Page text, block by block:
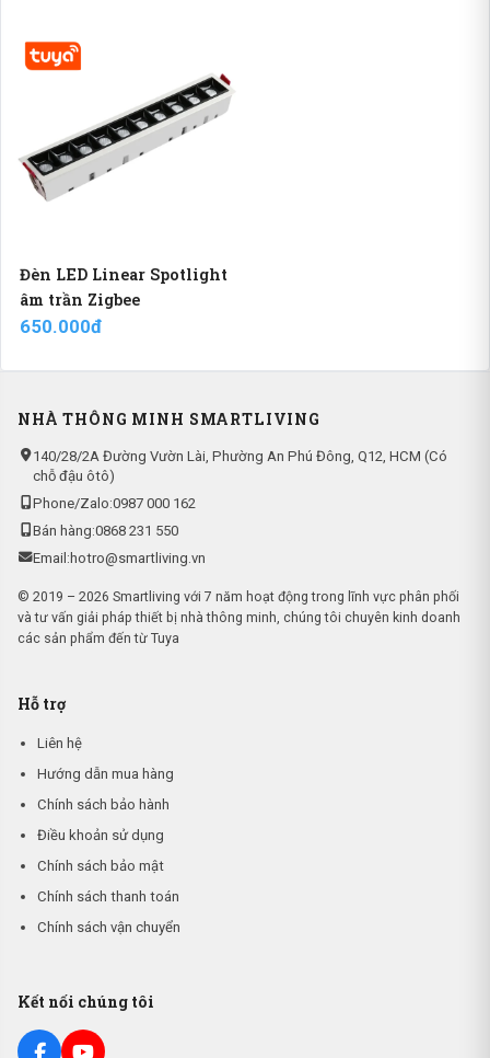
Đèn LED Linear Spotlight
âm trần Zigbee
650.000đ
NHÀ THÔNG MINH SMARTLIVING
140/28/2A Đường Vườn Lài, Phường An Phú Đông, Q12, HCM (Có
chỗ đậu ôtô)
Phone/Zalo:0987 000 162
Bán hàng:0868 231 550
Email: hotro@smartliving.vn
© 2019 – 2026 Smartliving với 7 năm hoạt động trong lĩnh vực phân phối
và tư vấn giải pháp thiết bị nhà thông minh, chúng tôi chuyên kinh doanh
các sản phẩm đến từ Tuya
Hỗ trợ
Liên hệ
Hướng dẫn mua hàng
Chính sách bảo hành
Điều khoản sử dụng
Chính sách bảo mật
Chính sách thanh toán
Chính sách vận chuyển
Kết nối chúng tôi